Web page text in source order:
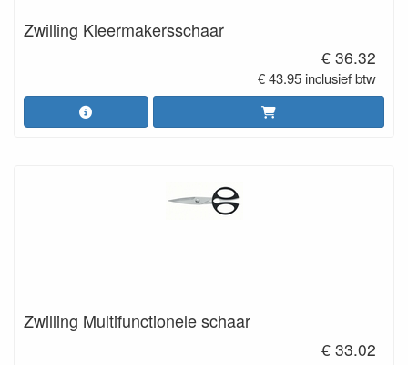
Zwilling Kleermakersschaar
€ 36.32
€ 43.95 inclusief btw
Zwilling Multifunctionele schaar
€ 33.02